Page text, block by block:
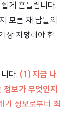
게 흔들립니다.
모른 채 남들의
장 지 양해야 한
다. (1) 지금 나
보가 무엇인지
기 정보로부터 최